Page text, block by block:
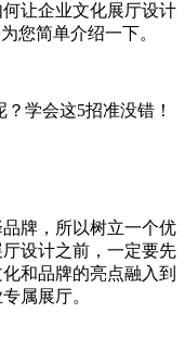
让企业文化展厅设计
您简单介绍一下。
牌，所以树立一个优
设计之前，一定要先
和品牌的亮点融入到
属展厅。